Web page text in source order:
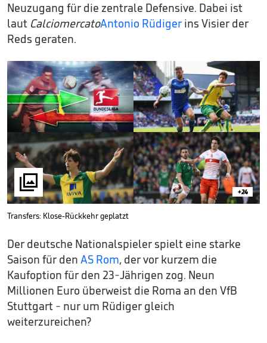
Neuzugang für die zentrale Defensive. Dabei ist
laut CalciomercatoAntonio Rüdiger ins Visier der
Reds geraten.
 +24
Transfers: Klose-Rückkehr geplatzt
Der deutsche Nationalspieler spielt eine starke
Saison für den AS Rom, der vor kurzem die
Kaufoption für den 23-Jährigen zog. Neun
Millionen Euro überweist die Roma an den VfB
Stuttgart - nur um Rüdiger gleich
weiterzureichen?